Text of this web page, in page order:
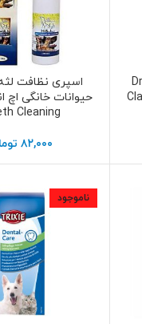
اسپری دندان دکتر کلودرز Dr
اطلاعات بیشتر
اسپری نظافت
Cleaning
۸۲,۰۰۰
ناموجود